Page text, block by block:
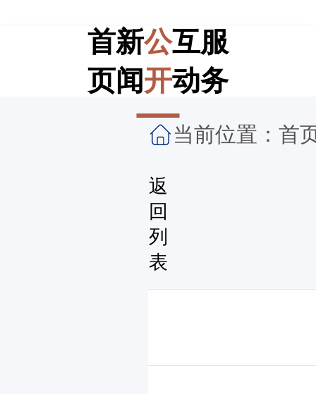
首
页
新
闻
公
开
互
动
服
务
当前位置： 首
返
回
列
表